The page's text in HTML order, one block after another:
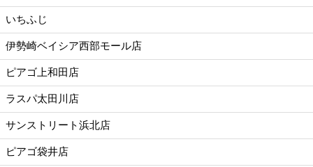
いちふじ
伊勢崎ベイシア西部モール店
ピアゴ上和田店
ラスパ太田川店
サンストリート浜北店
ピアゴ袋井店